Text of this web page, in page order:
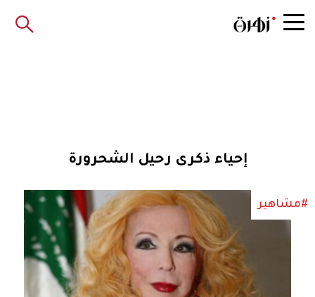
إحياء ذكرى رحيل الشحرورة
#مشاهير